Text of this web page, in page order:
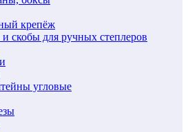
крепёж
и скобы для ручных степлеров
угловые